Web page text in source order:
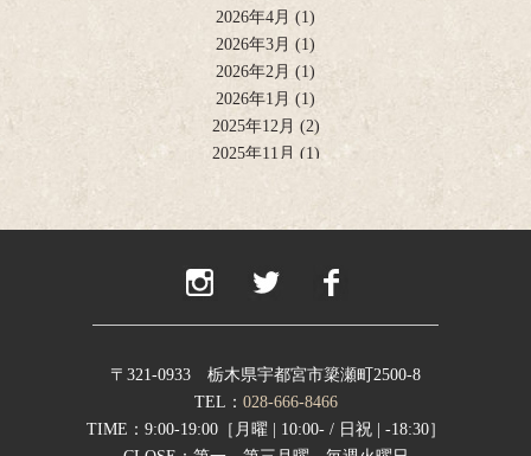
2026年4月 (1)
2026年3月 (1)
2026年2月 (1)
2026年1月 (1)
2025年12月 (2)
2025年11月 (1)
2025年8月(2)
2025年4月
2024年11月(2)
2024年9月(1)
2024年8月(1)
〒321-0933 栃木県宇都宮市簗瀬町2500-8
TEL： 028-666-8466
TIME：9:00-19:00［月曜 | 10:00- / 日祝 | -18:30］